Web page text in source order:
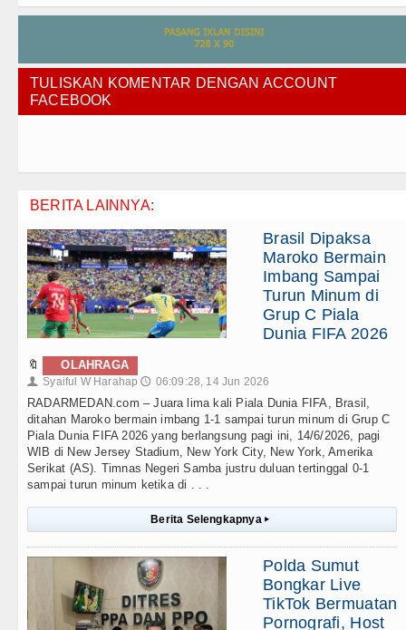
TULISKAN KOMENTAR DENGAN ACCOUNT
FACEBOOK
BERITA LAINNYA:
Brasil Dipaksa
Maroko Bermain
Imbang Sampai
Turun Minum di
Grup C Piala
Dunia FIFA 2026
🔖 OLAHRAGA
👤 Syaiful W Harahap 🕔 06:09:28, 14 Jun 2026
RADARMEDAN.com – Juara lima kali Piala Dunia FIFA, Brasil,
ditahan Maroko bermain imbang 1-1 sampai turun minum di Grup C
Piala Dunia FIFA 2026 yang berlangsung pagi ini, 14/6/2026, pagi
WIB di New Jersey Stadium, New York City, New York, Amerika
Serikat (AS). Timnas Negeri Samba justru duluan tertinggal 0-1
sampai turun minum ketika di . . .
Berita Selengkapnya ▸
Polda Sumut
Bongkar Live
TikTok Bermuatan
Pornografi, Host